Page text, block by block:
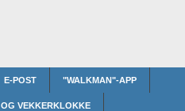
E-POST "WALKMAN"-APP
VEKKERKLOKKE